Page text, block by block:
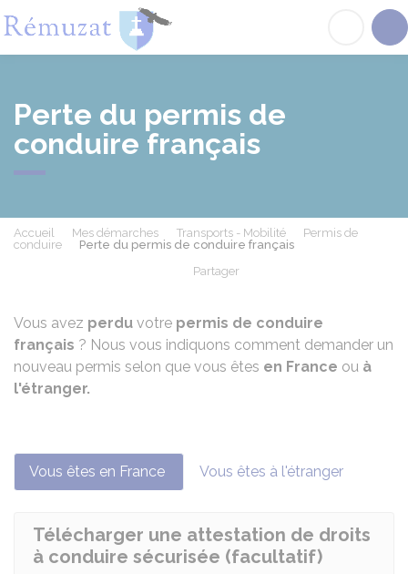
Perte du permis de
conduire français
Accueil Mes démarches Transports - Mobilité
Permis de
conduire
Perte du permis de conduire français
Partager
Vous avez perdu votre permis de conduire
français ? Nous vous indiquons comment demander un
nouveau permis selon que vous êtes en France ou à
l'étranger.
Vous êtes en France Vous êtes à l'étranger
Télécharger une attestation de droits
à conduire sécurisée (facultatif)